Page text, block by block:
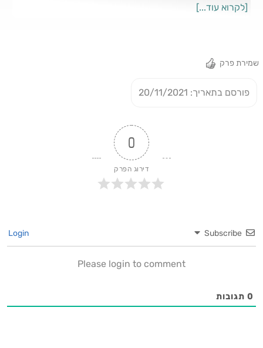
[לקרוא עוד...]
שמירת פרק
פורסם בתאריך: 20/11/2021
0
דירוג הפרק
Subscribe
Please login to comment
0 תגובות